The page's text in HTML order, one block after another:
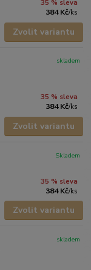
35 % sleva
384 Kč/ks
Zvolit variantu
35 % sleva
384 Kč/ks
skladem
Zvolit variantu
35 % sleva
384 Kč/ks
Skladem
Zvolit variantu
skladem